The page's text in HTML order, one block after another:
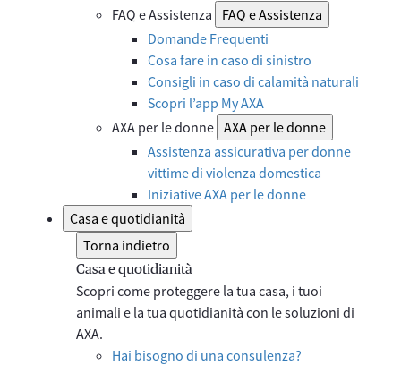
FAQ e Assistenza
FAQ e Assistenza
Domande Frequenti
Cosa fare in caso di sinistro
Consigli in caso di calamità naturali
Scopri l’app My AXA
AXA per le donne AXA per le donne
Assistenza assicurativa per donne
vittime di violenza domestica
Iniziative AXA per le donne
Casa e quotidianità
Torna indietro
Casa e quotidianità
Scopri come proteggere la tua casa, i tuoi
animali e la tua quotidianità con le soluzioni di
AXA.
Hai bisogno di una consulenza?